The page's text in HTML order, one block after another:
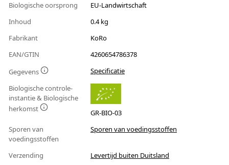
Biologische oorsprong
EU-Landwirtschaft
Inhoud
0.4 kg
Fabrikant
KoRo
EAN/GTIN
4260654786378
Gegevens
Specificatie
Biologische controle-
instantie & Biologische
herkomst
GR-BIO-03
Sporen van
voedingsstoffen
Sporen van voedingsstoffen
Verzending
Levertijd buiten Duitsland